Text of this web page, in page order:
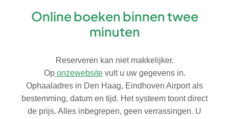
Online boeken binnen twee
minuten
Reserveren kan niet makkelijker.
Oponzewebsitevult u uw gegevens in.
Ophaaladres in Den Haag, Eindhoven Airport als
bestemming, datum en tijd. Het systeem toont direct
de prijs. Alles inbegrepen, geen verrassingen. U